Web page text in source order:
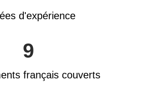
d'expérience
9
français couverts